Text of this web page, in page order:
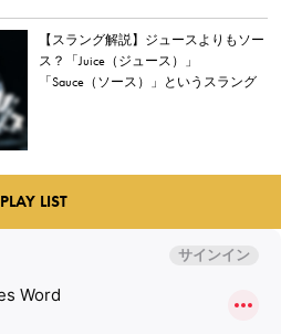
【スラング解説】ジュースよりもソー
ス？「Juice（ジュース）」
「Sauce（ソース）」というスラング
PLAY LIST